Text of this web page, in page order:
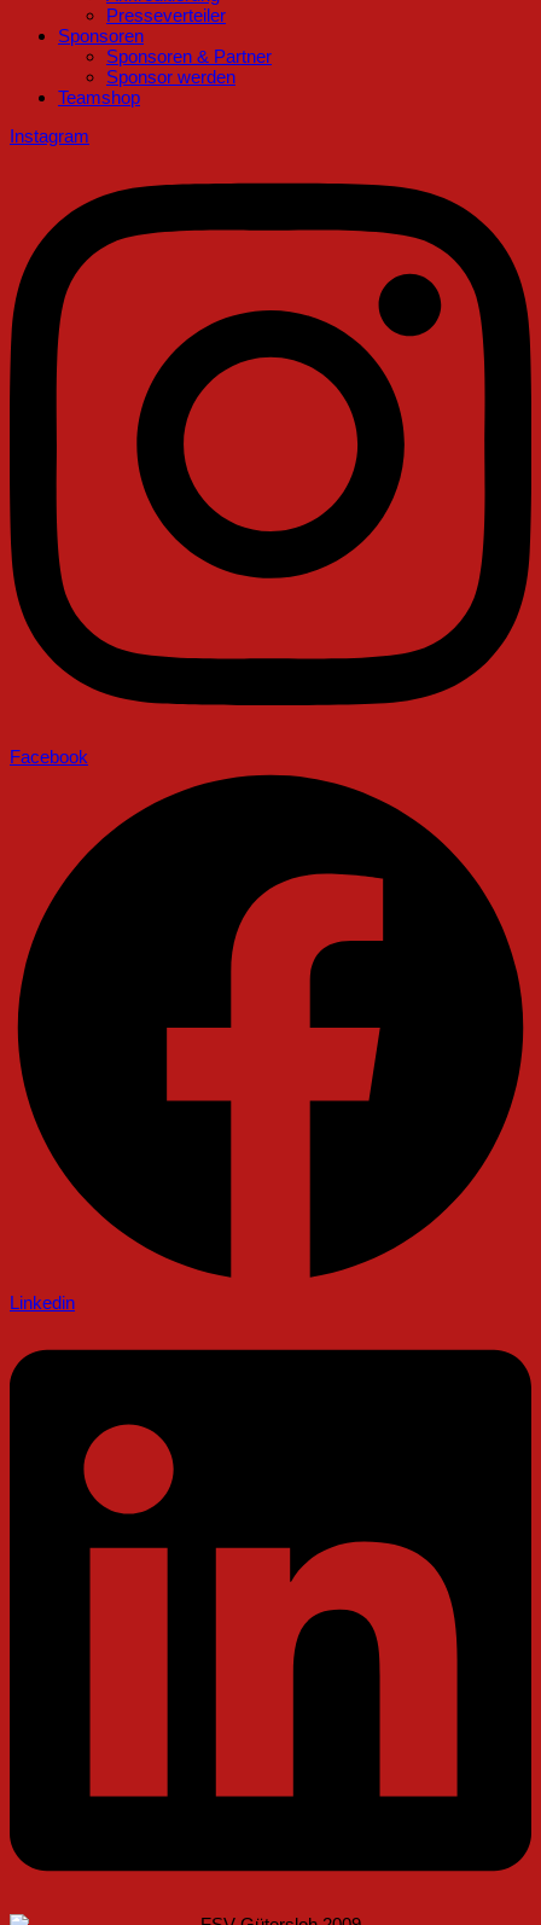
Presseverteiler
Sponsoren
Sponsoren & Partner
Sponsor werden
Teamshop
Instagram
Facebook
Linkedin